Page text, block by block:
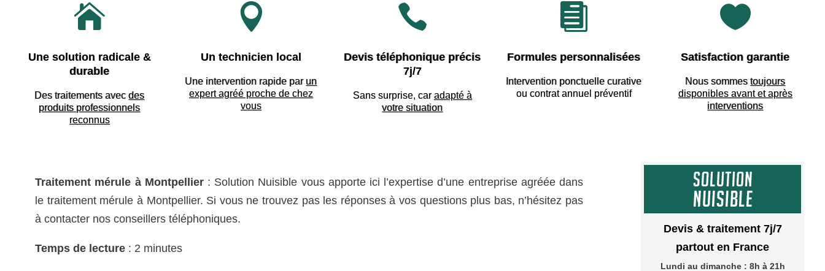

Une solution radicale &
durable
Des traitements avecdes
produits professionnels
reconnus

Un technicien local
Une intervention rapide par un
expert agréé proche de chez
vous

Devis téléphonique précis
7j/7
Sans surprise, car adapté à
votre situation

Formules personnalisées
Intervention ponctuelle curative
ou contrat annuel préventif

Satisfaction garantie
Nous sommestoujours
disponibles avant et après
interventions
Traitement mérule à Montpellier: Solution Nuisible vous apporte ici l’expertise d’une entreprise agréée dans
le traitement mérule à Montpellier. Si vous ne trouvez pas les réponses à vos questions plus bas, n’hésitez pas
à contacter nos conseillers téléphoniques.
Temps de lecture : 2 minutes
Devis & traitement 7j/7
partout en France
Lundi au dimanche : 8h à 21h